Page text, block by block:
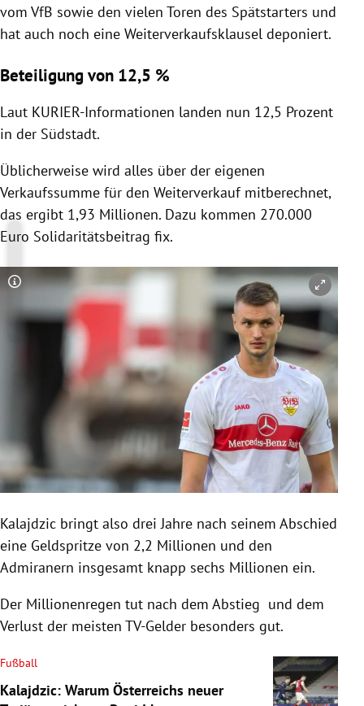
vom VfB sowie den vielen Toren des Spätstarters und
hat auch noch eine Weiterverkaufsklausel deponiert.
Beteiligung von 12,5 %
Laut KURIER-Informationen landen nun 12,5 Prozent
in der Südstadt.
Üblicherweise wird alles über der eigenen
Verkaufssumme für den Weiterverkauf mitberechnet,
das ergibt 1,93 Millionen. Dazu kommen 270.000
Euro Solidaritätsbeitrag fix.
Copyright-Hinweis öffnen/schließen
Kalajdzic bringt also drei Jahre nach seinem Abschied
eine Geldspritze von 2,2 Millionen und den
Admiranern insgesamt knapp sechs Millionen ein.
Der Millionenregen tut nach dem Abstieg und dem
Verlust der meisten TV-Gelder besonders gut.
Fußball
Kalajdzic: Warum Österreichs neuer